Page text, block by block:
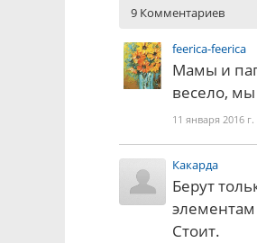
9 Комментариев
feerica-feerica
Мамы и
весело,
11 января 2016 г.
Какарда
Берут
Стоит.